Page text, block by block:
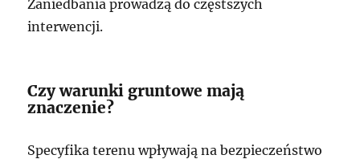
Zaniedbania prowadzą do częstszych
interwencji.
Czy warunki gruntowe mają
znaczenie?
Specyfika terenu wpływają na bezpieczeństwo